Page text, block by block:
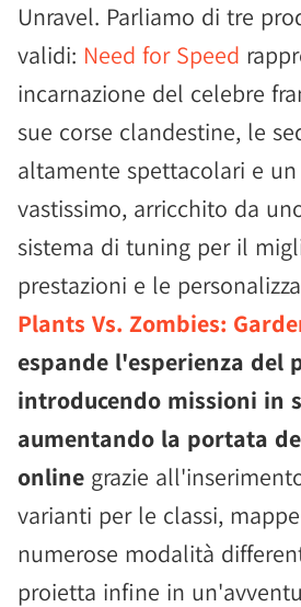
Unravel. Parliamo di tre
validi: Need for Speed
incarnazione del celebre
sue corse clandestine, le
altamente spettacolari e
vastissimo, arricchito da
sistema di tuning per il
prestazioni e le
Plants Vs. Zombies:
espande l'esperienza del
introducendo missioni in
aumentando la portata
online grazie
varianti per le classi,
numerose modalità
proietta infine in